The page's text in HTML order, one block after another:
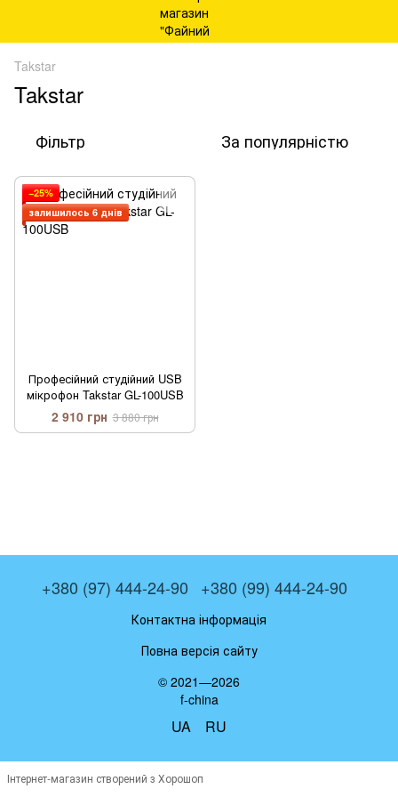
Takstar
Takstar
Фільтр За популярністю
−25%
залишилось 6 днів
Професійний студійний USB
мікрофон Takstar GL-100USB
2 910 грн 3 880 грн
+380 (97) 444-24-90 +380 (99) 444-24-90
Контактна інформація
Повна версія сайту
© 2021—2026
f-china
UA RU
Інтернет-магазин створений з Хорошоп